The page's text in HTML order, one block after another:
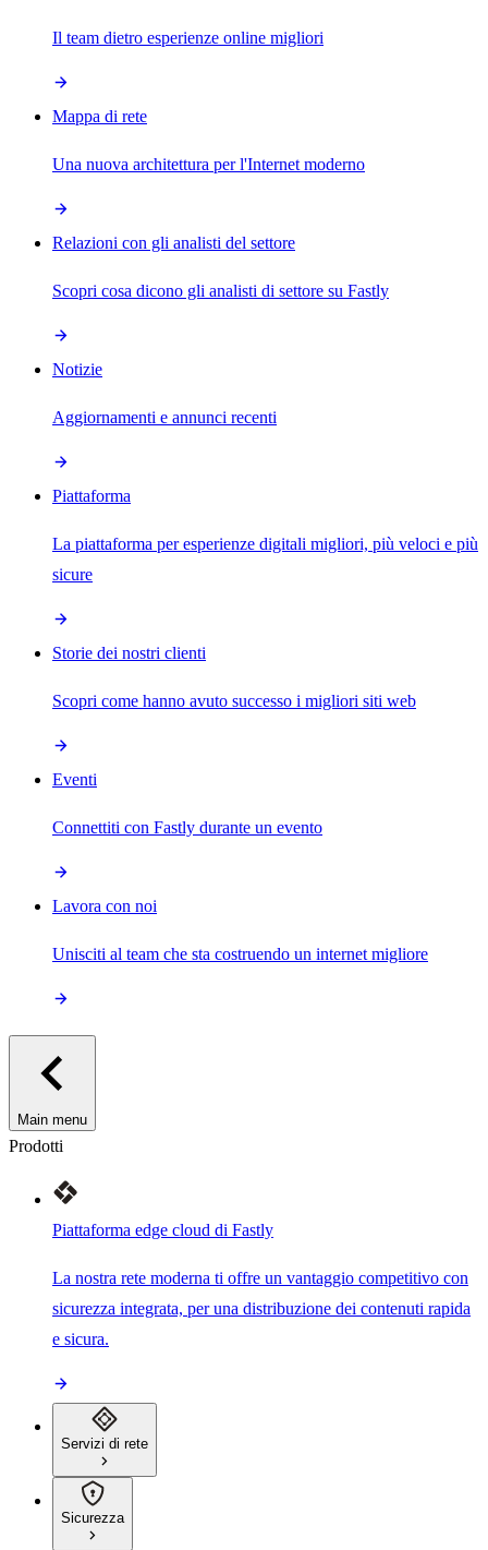
Il team dietro esperienze online migliori
Mappa di rete
Una nuova architettura per l'Internet moderno
Relazioni con gli analisti del settore
Scopri cosa dicono gli analisti di settore su Fastly
Notizie
Aggiornamenti e annunci recenti
Piattaforma
La piattaforma per esperienze digitali migliori, più veloci e più
sicure
Storie dei nostri clienti
Scopri come hanno avuto successo i migliori siti web
Eventi
Connettiti con Fastly durante un evento
Lavora con noi
Unisciti al team che sta costruendo un internet migliore
Main menu
Prodotti
Piattaforma edge cloud di Fastly
La nostra rete moderna ti offre un vantaggio competitivo con
sicurezza integrata, per una distribuzione dei contenuti rapida
e sicura.
Servizi di rete
Sicurezza